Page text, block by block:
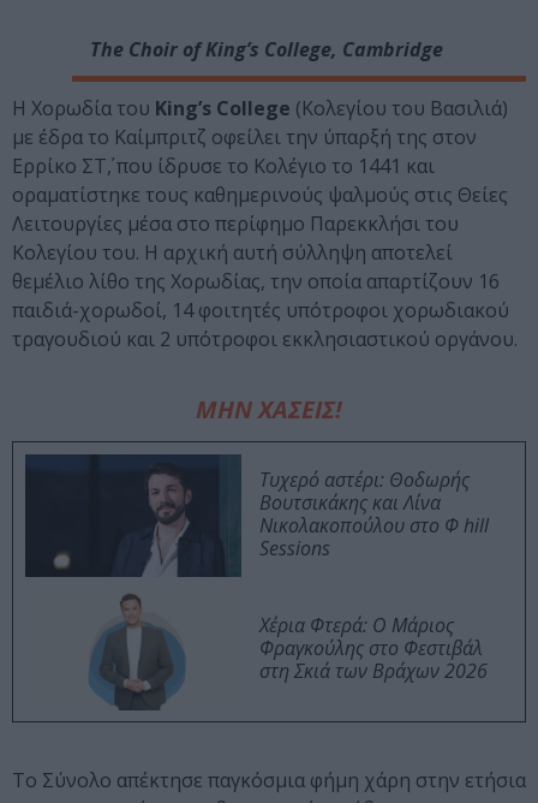
The Choir of King’s College, Cambridge
Η Χορωδία του King’s College (Κολεγίου του Βασιλιά)
με έδρα το Καίμπριτζ οφείλει την ύπαρξή της στον
Ερρίκο ΣΤ΄, που ίδρυσε το Κολέγιο το 1441 και
οραματίστηκε τους καθημερινούς ψαλμούς στις Θείες
Λειτουργίες μέσα στο περίφημο Παρεκκλήσι του
Κολεγίου του. Η αρχική αυτή σύλληψη αποτελεί
θεμέλιο λίθο της Χορωδίας, την οποία απαρτίζουν 16
παιδιά-χορωδοί, 14 φοιτητές υπότροφοι χορωδιακού
τραγουδιού και 2 υπότροφοι εκκλησιαστικού οργάνου.
ΜΗΝ ΧΑΣΕΙΣ!
Τυχερό αστέρι: Θοδωρής
Βουτσικάκης και Λίνα
Νικολακοπούλου στο Φ hill
Sessions
Χέρια Φτερά: Ο Μάριος
Φραγκούλης στο Φεστιβάλ
στη Σκιά των Βράχων 2026
Το Σύνολο απέκτησε παγκόσμια φήμη χάρη στην ετήσια